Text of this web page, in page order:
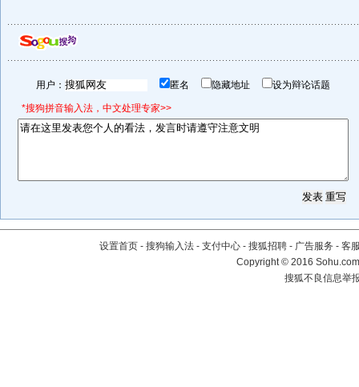
用户： 匿名 隐藏地址 设为辩论话题
*搜狗拼音输入法，中文处理专家>>
设置首页 - 搜狗输入法 - 支付中心 - 搜狐招聘 - 广告服务 - 客
Copyright©2016
搜狐不良信息举